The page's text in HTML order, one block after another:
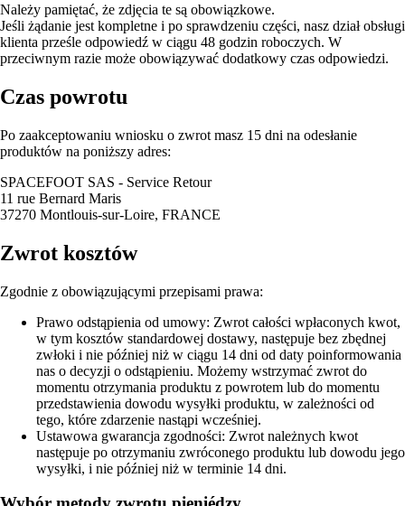
Należy pamiętać, że zdjęcia te są obowiązkowe.
Jeśli żądanie jest kompletne i po sprawdzeniu części, nasz dział obsługi
klienta prześle odpowiedź w ciągu 48 godzin roboczych. W
przeciwnym razie może obowiązywać dodatkowy czas odpowiedzi.
Czas powrotu
Po zaakceptowaniu wniosku o zwrot masz 15 dni na odesłanie
produktów na poniższy adres:
SPACEFOOT SAS - Service Retour
11 rue Bernard Maris
37270 Montlouis-sur-Loire, FRANCE
Zwrot kosztów
Zgodnie z obowiązującymi przepisami prawa:
Prawo odstąpienia od umowy: Zwrot całości wpłaconych kwot,
w tym kosztów standardowej dostawy, następuje bez zbędnej
zwłoki i nie później niż w ciągu 14 dni od daty poinformowania
nas o decyzji o odstąpieniu. Możemy wstrzymać zwrot do
momentu otrzymania produktu z powrotem lub do momentu
przedstawienia dowodu wysyłki produktu, w zależności od
tego, które zdarzenie nastąpi wcześniej.
Ustawowa gwarancja zgodności: Zwrot należnych kwot
następuje po otrzymaniu zwróconego produktu lub dowodu jego
wysyłki, i nie później niż w terminie 14 dni.